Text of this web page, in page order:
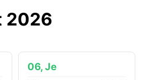
2026
06, Je